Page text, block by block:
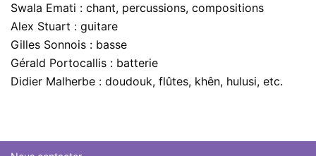
Swala Emati : chant, percussions, compositions
Alex Stuart : guitare
Gilles Sonnois : basse
Gérald Portocallis : batterie
Didier Malherbe : doudouk, flûtes, khên, hulusi, etc.